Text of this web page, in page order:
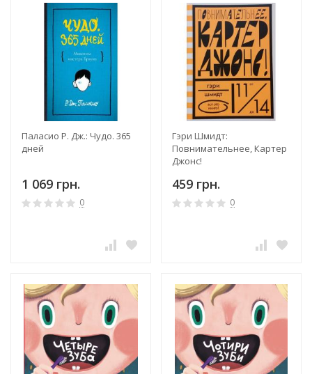
Паласио Р. Дж.: Чудо. 365
дней
1 069 грн.
0
Гэри Шмидт:
Повнимательнее, Картер
Джонс!
459 грн.
0